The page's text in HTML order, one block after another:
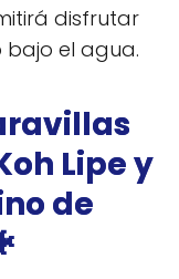
disfrutar
el agua.
Lipe y
de